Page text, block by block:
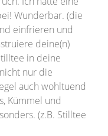
Wunderbar. (die
einfrieren und
deine(n)
in deine
nur die
auch wohltuend
Kümmel und
(z.B. Stilltee